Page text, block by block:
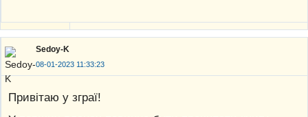
Sedoy-K
08-01-2023 11:33:23
Привітаю у зграї!